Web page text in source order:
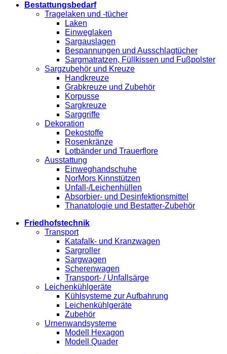
Bestattungsbedarf
Tragelaken und -tücher
Laken
Einweglaken
Sargauslagen
Bespannungen und Ausschlagtücher
Sargmatratzen, Füllkissen und Fußpolster
Sargzubehör und Kreuze
Handkreuze
Grabkreuze und Zubehör
Korpusse
Sargkreuze
Sarggriffe
Dekoration
Dekostoffe
Rosenkränze
Lotbänder und Trauerflore
Ausstattung
Einweghandschuhe
NorMors Kinnstützen
Unfall-/Leichenhüllen
Absorbier- und Desinfektionsmittel
Thanatologie und Bestatter-Zubehör
Friedhofstechnik
Transport
Katafalk- und Kranzwagen
Sargroller
Sargwagen
Scherenwagen
Transport- / Unfallsärge
Leichenkühlgeräte
Kühlsysteme zur Aufbahrung
Leichenkühlgeräte
Zubehör
Urnenwandsysteme
Modell Hexagon
Modell Quader